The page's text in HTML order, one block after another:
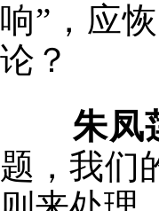
响”，应
论？
朱凤
题，我们